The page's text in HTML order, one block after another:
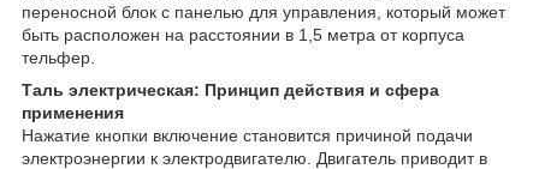
переносной блок с панелью для управления, который может
быть расположен на расстоянии в 1,5 метра от корпуса
тельфер.
Таль электрическая: Принцип действия и сфера
применения
Нажатие кнопки включение становится причиной подачи
электроэнергии к электродвигателю. Двигатель приводит в